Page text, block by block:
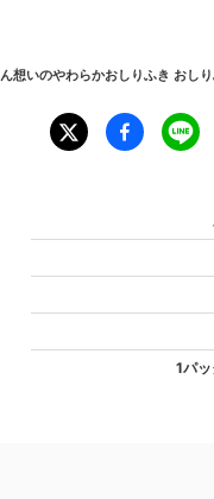
ん想いのやわらかおしりふき おし
1パ